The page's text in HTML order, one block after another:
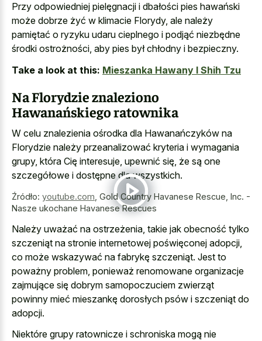
Przy odpowiedniej pielęgnacji i dbałości pies hawański
może dobrze żyć w klimacie Florydy, ale należy
pamiętać o ryzyku udaru cieplnego i podjąć niezbędne
środki ostrożności, aby pies był chłodny i bezpieczny.
Take a look at this: Mieszanka Hawany I Shih Tzu
Na Florydzie znaleziono
Hawanańskiego ratownika
W celu znalezienia ośrodka dla Hawanańczyków na
Florydzie należy przeanalizować kryteria i wymagania
grupy, która Cię interesuje, upewnić się, że są one
szczegółowe i dostępne dla wszystkich.
Źródło: youtube.com Gold Country Havanese Rescue, Inc. -
Nasze ukochane Havanese Rescues
Należy uważać na ostrzeżenia, takie jak obecność tylko
szczeniąt na stronie internetowej poświęconej adopcji,
co może wskazywać na fabrykę szczeniąt. Jest to
poważny problem, ponieważ renomowane organizacje
zajmujące się dobrym samopoczuciem zwierząt
powinny mieć mieszankę dorosłych psów i szczeniąt do
adopcji.
Niektóre grupy ratownicze i schroniska mogą nie